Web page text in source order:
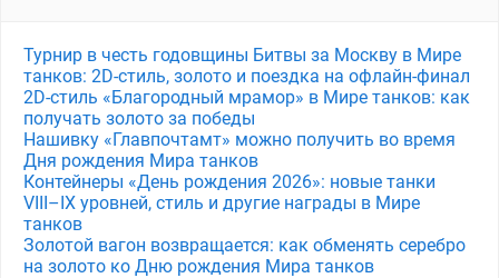
Турнир в честь годовщины Битвы за Москву в Мире
танков: 2D-стиль, золото и поездка на офлайн-финал
2D-стиль «Благородный мрамор» в Мире танков: как
получать золото за победы
Нашивку «Главпочтамт» можно получить во время
Дня рождения Мира танков
Контейнеры «День рождения 2026»: новые танки
VIII–IX уровней, стиль и другие награды в Мире
танков
Золотой вагон возвращается: как обменять серебро
на золото ко Дню рождения Мира танков